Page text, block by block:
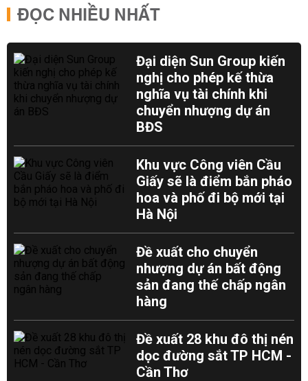
ĐỌC NHIỀU NHẤT
Đại diện Sun Group kiến
nghị cho phép kế thừa
nghĩa vụ tài chính khi
chuyển nhượng dự án
BĐS
Khu vực Công viên Cầu
Giấy sẽ là điểm bắn pháo
hoa và phố đi bộ mới tại
Hà Nội
Đề xuất cho chuyển
nhượng dự án bất động
sản đang thế chấp ngân
hàng
Đề xuất 28 khu đô thị nén
dọc đường sắt TP HCM -
Cần Thơ